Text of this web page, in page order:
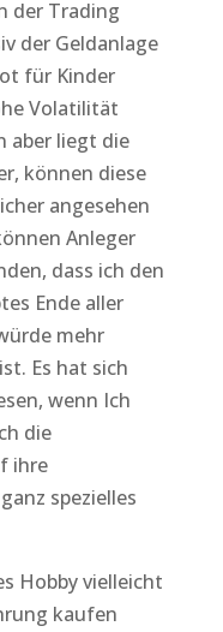
der Trading
der Geldanlage
für Kinder
Volatilität
aber liegt die
können diese
angesehen
Anleger
dass ich den
Ende aller
mehr
Es hat sich
wenn Ich
die
ihre
spezielles
Hobby vielleicht
kaufen